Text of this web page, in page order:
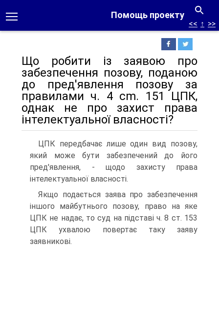
Помощь проекту
<< ↑ >>
Що робити із заявою про
забезпечення позову, поданою
до пред'явлення позову за
правилами ч. 4 cm. 151 ЦПК,
однак не про захист права
інтелектуальної власності?
ЦПК передбачає лише один вид позову,
який може бути забезпечений до його
пред'явлення, - щодо захисту права
інтелектуальної власності.
Якщо подається заява про забезпечення
іншого майбутнього позову, право на яке
ЦПК не надає, то суд на підставі ч. 8 ст. 153
ЦПК ухвалою повертає таку заяву
заявникові.